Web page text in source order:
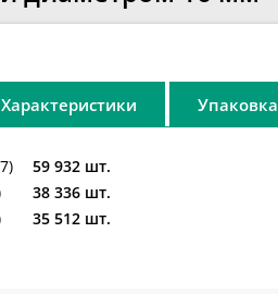
Характеристики Упаковка
59 932 шт.
38 336 шт.
35 512 шт.